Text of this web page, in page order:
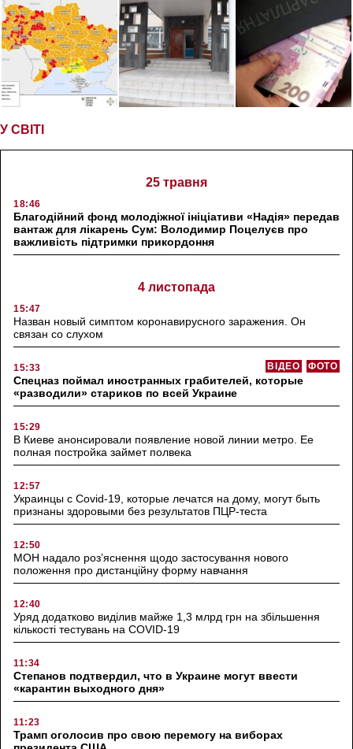
У СВІТІ
25 травня
18:46
Благодійний фонд молодіжної ініціативи «Надія» передав
вантаж для лікарень Сум: Володимир Поцелуєв про
важливість підтримки прикордоння
4 листопада
15:47
Назван новый симптом коронавирусного заражения. Он
связан со слухом
15:33 ФОТО
ВІДЕО
Спецназ поймал иностранных грабителей, которые
«разводили» стариков по всей Украине
15:29
В Киеве анонсировали появление новой линии метро. Ее
полная постройка займет полвека
12:57
Украинцы с Covid-19, которые лечатся на дому, могут быть
признаны здоровыми без результатов ПЦР-теста
12:50
МОН надало роз’яснення щодо застосування нового
положення про дистанційну форму навчання
12:40
Уряд додатково виділив майже 1,3 млрд грн на збільшення
кількості тестувань на COVID-19
11:34
Степанов подтвердил, что в Украине могут ввести
«карантин выходного дня»
11:23
Трамп оголосив про свою перемогу на виборах